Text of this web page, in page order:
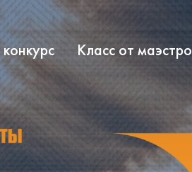
Класс от маэстро